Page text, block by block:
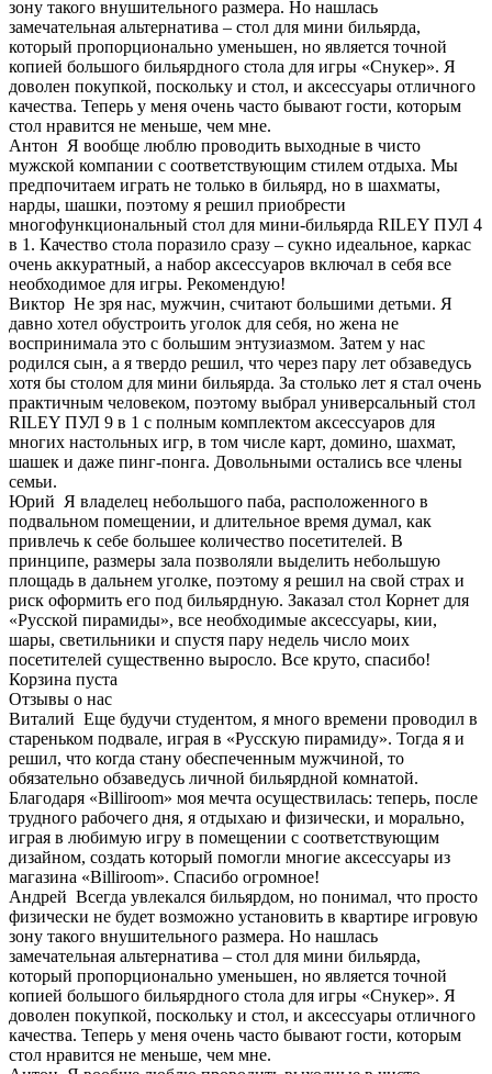
зону такого внушительного размера. Но нашлась
замечательная альтернатива – стол для мини бильярда,
который пропорционально уменьшен, но является точной
копией большого бильярдного стола для игры «Снукер». Я
доволен покупкой, поскольку и стол, и аксессуары отличного
качества. Теперь у меня очень часто бывают гости, которым
стол нравится не меньше, чем мне.
Антон Я вообще люблю проводить выходные в чисто
мужской компании с соответствующим стилем отдыха. Мы
предпочитаем играть не только в бильярд, но в шахматы,
нарды, шашки, поэтому я решил приобрести
многофункциональный стол для мини-бильярда RILEY ПУЛ 4
в 1. Качество стола поразило сразу – сукно идеальное, каркас
очень аккуратный, а набор аксессуаров включал в себя все
необходимое для игры. Рекомендую!
Виктор Не зря нас, мужчин, считают большими детьми. Я
давно хотел обустроить уголок для себя, но жена не
воспринимала это с большим энтузиазмом. Затем у нас
родился сын, а я твердо решил, что через пару лет обзаведусь
хотя бы столом для мини бильярда. За столько лет я стал очень
практичным человеком, поэтому выбрал универсальный стол
RILEY ПУЛ 9 в 1 с полным комплектом аксессуаров для
многих настольных игр, в том числе карт, домино, шахмат,
шашек и даже пинг-понга. Довольными остались все члены
семьи.
Юрий Я владелец небольшого паба, расположенного в
подвальном помещении, и длительное время думал, как
привлечь к себе большее количество посетителей. В
принципе, размеры зала позволяли выделить небольшую
площадь в дальнем уголке, поэтому я решил на свой страх и
риск оформить его под бильярдную. Заказал стол Корнет для
«Русской пирамиды», все необходимые аксессуары, кии,
шары, светильники и спустя пару недель число моих
посетителей существенно выросло. Все круто, спасибо!
Корзина пуста
Отзывы о нас
Виталий Еще будучи студентом, я много времени проводил в
стареньком подвале, играя в «Русскую пирамиду». Тогда я и
решил, что когда стану обеспеченным мужчиной, то
обязательно обзаведусь личной бильярдной комнатой.
Благодаря «Billiroom» моя мечта осуществилась: теперь, после
трудного рабочего дня, я отдыхаю и физически, и морально,
играя в любимую игру в помещении с соответствующим
дизайном, создать который помогли многие аксессуары из
магазина «Billiroom». Спасибо огромное!
Андрей Всегда увлекался бильярдом, но понимал, что просто
физически не будет возможно установить в квартире игровую
зону такого внушительного размера. Но нашлась
замечательная альтернатива – стол для мини бильярда,
который пропорционально уменьшен, но является точной
копией большого бильярдного стола для игры «Снукер». Я
доволен покупкой, поскольку и стол, и аксессуары отличного
качества. Теперь у меня очень часто бывают гости, которым
стол нравится не меньше, чем мне.